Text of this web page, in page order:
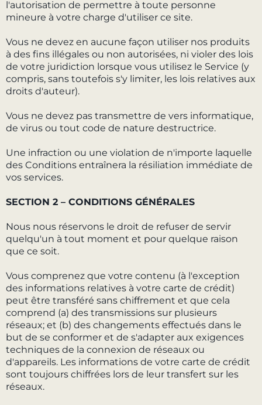
l'autorisation de permettre à toute personne
mineure à votre charge d'utiliser ce site.
Vous ne devez en aucune façon utiliser nos produits
à des fins illégales ou non autorisées, ni violer des lois
de votre juridiction lorsque vous utilisez le Service (y
compris, sans toutefois s'y limiter, les lois relatives aux
droits d'auteur).
Vous ne devez pas transmettre de vers informatique,
de virus ou tout code de nature destructrice.
Une infraction ou une violation de n'importe laquelle
des Conditions entraînera la résiliation immédiate de
vos services.
SECTION 2 – CONDITIONS GÉNÉRALES
Nous nous réservons le droit de refuser de servir
quelqu'un à tout moment et pour quelque raison
que ce soit.
Vous comprenez que votre contenu (à l'exception
des informations relatives à votre carte de crédit)
peut être transféré sans chiffrement et que cela
comprend (a) des transmissions sur plusieurs
réseaux; et (b) des changements effectués dans le
but de se conformer et de s'adapter aux exigences
techniques de la connexion de réseaux ou
d'appareils. Les informations de votre carte de crédit
sont toujours chiffrées lors de leur transfert sur les
réseaux.